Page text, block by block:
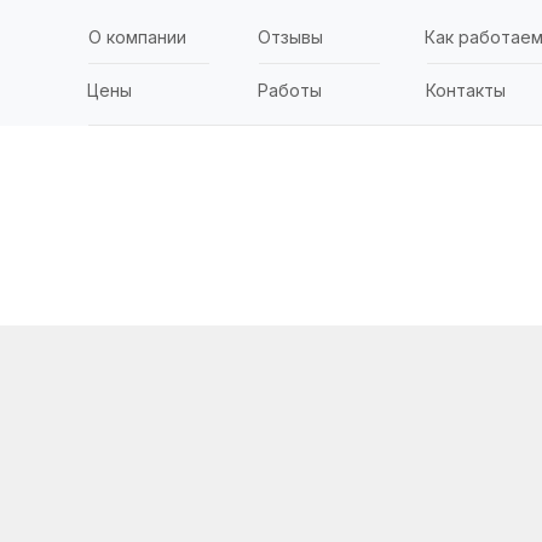
О компании Отзывы Как работаем
Работы Контакты
Цены